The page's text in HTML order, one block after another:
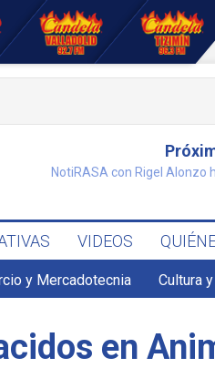
NotiRASA con Rigel Alonzo
VIDEOS
y Mercadotecnia Cultura
en